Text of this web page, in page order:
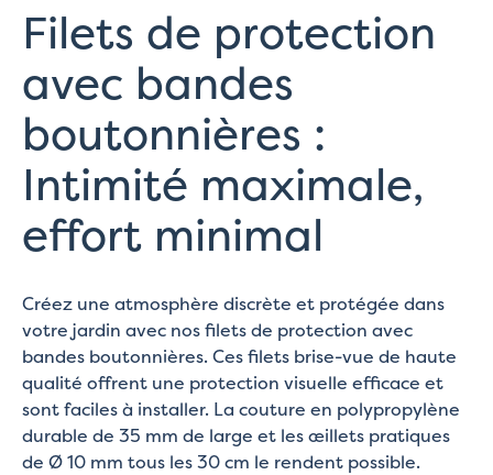
Filets de protection
avec bandes
boutonnières :
Intimité maximale,
effort minimal
Créez une atmosphère discrète et protégée dans
votre jardin avec nos filets de protection avec
bandes boutonnières. Ces filets brise-vue de haute
qualité offrent une protection visuelle efficace et
sont faciles à installer. La couture en polypropylène
durable de 35 mm de large et les œillets pratiques
de Ø 10 mm tous les 30 cm le rendent possible.